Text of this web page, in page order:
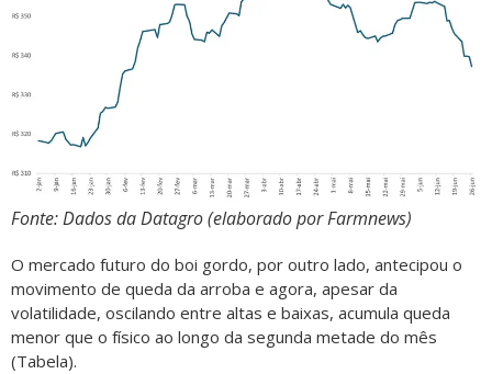
Fonte: Dados da Datagro (elaborado por Farmnews)
O mercado futuro do boi gordo, por outro lado, antecipou o
movimento de queda da arroba e agora, apesar da
volatilidade, oscilando entre altas e baixas, acumula queda
menor que o físico ao longo da segunda metade do mês
(Tabela).